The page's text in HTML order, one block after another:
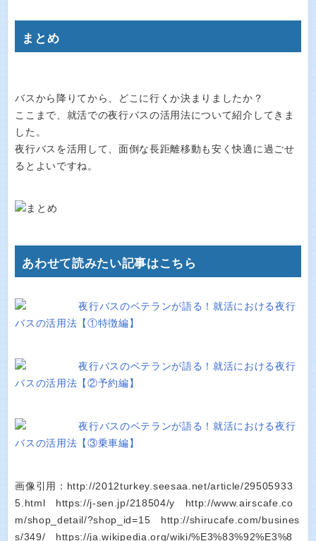
まとめ
バスから降りてから、どこに行くか決まりましたか？
ここまで、就活での夜行バスの活用法について紹介してきま
した。
夜行バスを活用して、面倒な長距離移動も安く快適に過ごせ
るとよいですね。
あわせて読みたい記事はこちら
夜行バスのベテランが語る！就活における夜行
バスの活用法【①特徴編】
夜行バスのベテランが語る！就活における夜行
バスの活用法【②予約編】
夜行バスのベテランが語る！就活における夜行
バスの活用法【③乗車編】
画像引用：http://2012turkey.seesaa.net/article/29505933
5.html https://j-sen.jp/218504/y http://www.airscafe.co
m/shop_detail/?shop_id=15 http://shirucafe.com/busines
s/349/ https://ja.wikipedia.org/wiki/%E3%83%92%E3%8